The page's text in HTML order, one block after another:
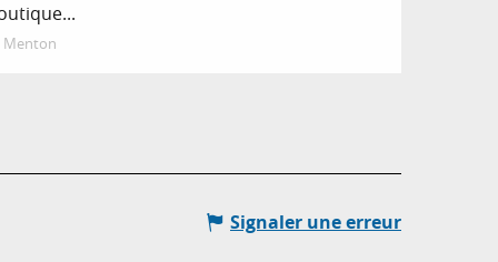
Menton
Signaler une erreur